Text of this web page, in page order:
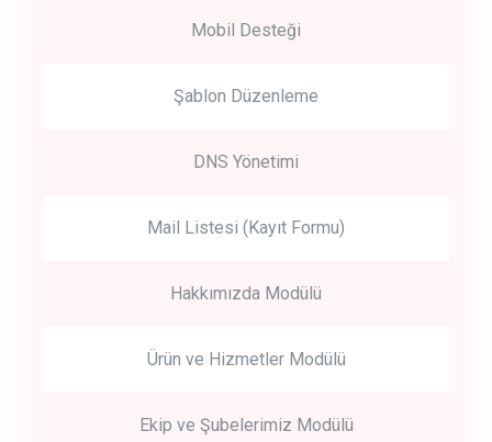
Mobil Desteği
Şablon Düzenleme
DNS Yönetimi
Mail Listesi (Kayıt Formu)
Hakkımızda Modülü
Ürün ve Hizmetler Modülü
Ekip ve Şubelerimiz Modülü